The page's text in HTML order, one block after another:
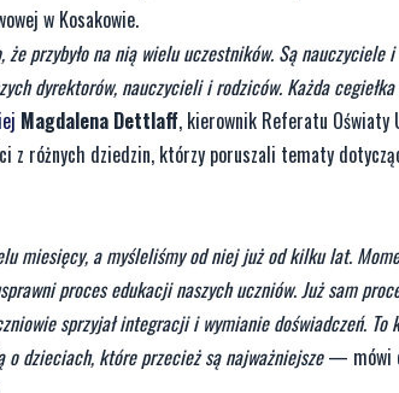
w Kosakowie.
przybyło na nią wielu uczestników. Są
dyrektorów, nauczycieli i rodziców. Każda
Magdalena Dettlaff, kierownik Referatu Oświaty
z różnych dziedzin, którzy poruszali tematy
miesięcy, a myśleliśmy od niej już od kilku lat.
proces edukacji naszych uczniów. Już sam
sprzyjał integracji i wymianie doświadczeń.
o dzieciach, które przecież są najważniejsze— mówi